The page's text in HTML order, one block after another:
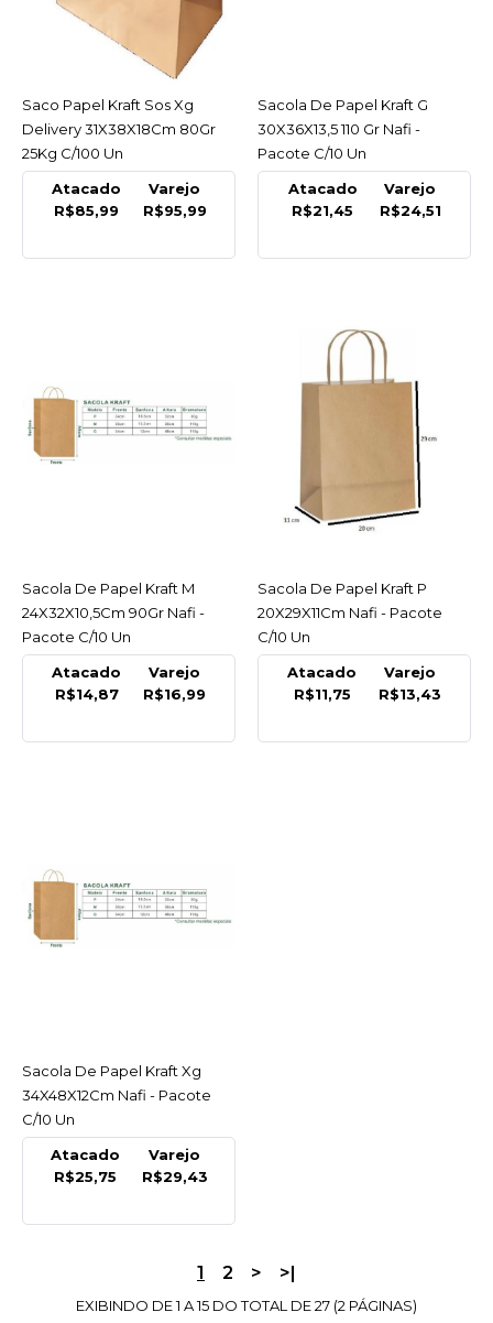
COMPARAR
LISTA DE DESEJO
R$49,99
COMPRAR
Delivery 31X38X18Cm
80Gr 25Kg C/100 Un
R$95,99
COMPRAR
R$16,99
COMPRAR
ACESSAR
Saco Papel Kraft Sos Xg
Delivery 31X38X18Cm 80Gr
25Kg C/100 Un
Atacado
R$85,99
Varejo
R$95,99
ACESSAR
Sacola De Papel Kraft G
30X36X13,5 110 Gr Nafi -
Pacote C/10 Un
Atacado
R$21,45
Varejo
R$24,51
ACESSAR
Sacola De Papel Kraft M
24X32X10,5Cm 90Gr Nafi -
Pacote C/10 Un
Atacado
R$14,87
Varejo
R$16,99
ACESSAR
Sacola De Papel Kraft P
20X29X11Cm Nafi - Pacote
C/10 Un
Atacado
R$11,75
Varejo
R$13,43
ACESSAR
Sacola De Papel Kraft Xg
34X48X12Cm Nafi - Pacote
C/10 Un
Atacado
R$25,75
Varejo
R$29,43
1 2 > >|
EXIBINDO DE 1 A 15 DO TOTAL DE 27 (2 PÁGINAS)